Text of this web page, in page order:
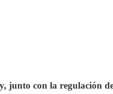
con la regulación